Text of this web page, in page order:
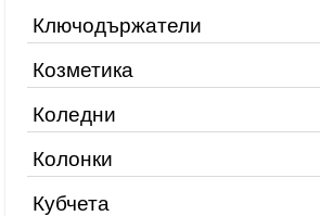
Ключодържатели
Козметика
Коледни
Колонки
Кубчета